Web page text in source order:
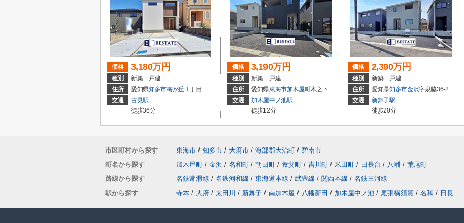
価格 3,180万円
種別
新築一戸建
住所
愛知県知多市梅が丘 １丁目
交通
古見駅
徒歩36分
価格 3,190万円
種別
新築一戸建
住所
愛知県東海市加木屋町木之下152
交通
加木屋中ノ池駅
徒歩12分
価格 2,390万円
種別
新築一戸建
住所
愛知県知多市金沢字泉脇36-2
交通
新舞子駅
徒歩20分
市区町村から探す 東海市 / 知多市 / 大府市 / 海部郡大治町 / 碧南市
町名から探す
加木屋町 / 金沢 / 名和町 / 朝日町 / 養父町 / 吉川町 / 米田町 / 日長台 / 八幡 / 荒尾町
路線から探す
名鉄常滑線 / 名鉄河和線 / 東海道本線 / 武豊線 / 関西本線 / 名鉄三河線
駅から探す
寺本 / 大府 / 太田川 / 新舞子 / 南加木屋 / 八幡新田 / 加木屋中ノ池 / 尾張横須賀 / 名和 / 日長